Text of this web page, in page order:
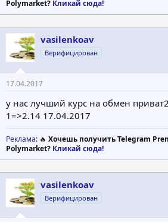
Polymarket? Кликай сюда!
vasilenkoav
Верифицирован
17.04.2017
у нас лучший курс на обмен
1=>2.14 17.04.2017
Реклама: 🔥 Хочешь получить Telegram
Polymarket? Кликай сюда!
vasilenkoav
Верифицирован